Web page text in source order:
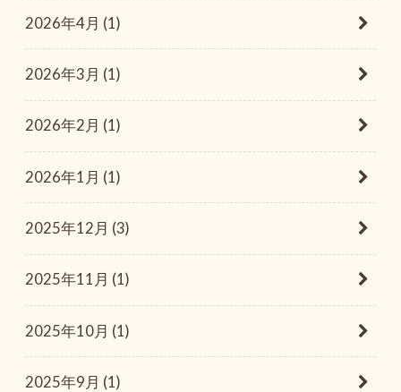
2026年4月 (1)
2026年3月 (1)
2026年2月 (1)
2026年1月 (1)
2025年12月 (3)
2025年11月 (1)
2025年10月 (1)
2025年9月 (1)